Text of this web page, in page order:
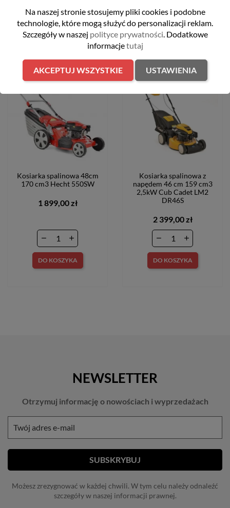
WYPRZEDAŻ
Kosiarka spalinowa 48cm
170 cm3 Hecht 550SW
1 899,00 zł
DO KOSZYKA
favorite_border
Kosiarka spalinowa z
napędem 46 cm 159 cm3
2,5kW Cub Cadet LM2
DR46S
2 399,00 zł
DO KOSZYKA
favorite_border
NEWSLETTER
Otrzymuj informację o nowościach i wyprzedażach
Możesz zrezygnować w każdej chwili. W tym celu należy odnaleźć
szczegóły w naszej informacji prawnej.
Na naszej stronie stosujemy pliki cookies i podobne
technologie, które mogą służyć do personalizacji reklam.
Szczegóły w naszej polityce prywatności . Dodatkowe
informacjetutaj
AKCEPTUJ WSZYSTKIE USTAWIENIA